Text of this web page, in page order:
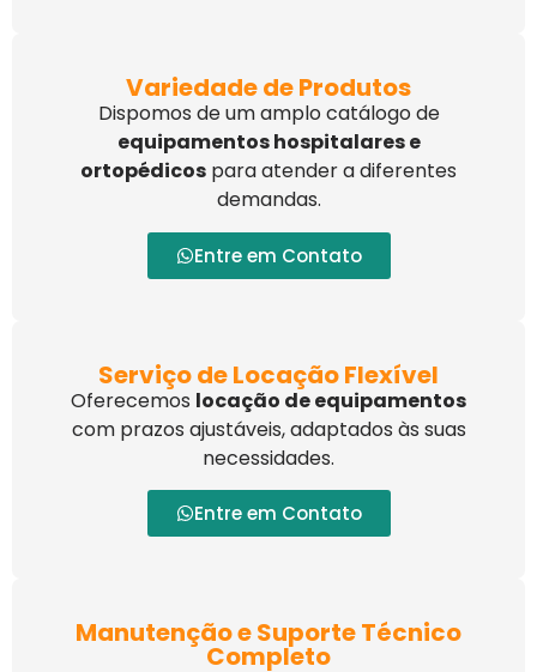
Variedade de Produtos
Dispomos de um amplo catálogo de
equipamentos hospitalares e
ortopédicos para atender a diferentes
demandas.
Entre em Contato
Serviço de Locação Flexível
Oferecemos locação de equipamentos
com prazos ajustáveis, adaptados às suas
necessidades.
Entre em Contato
Manutenção e Suporte Técnico
Completo